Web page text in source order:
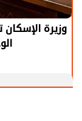
الرئيس
يحتاج